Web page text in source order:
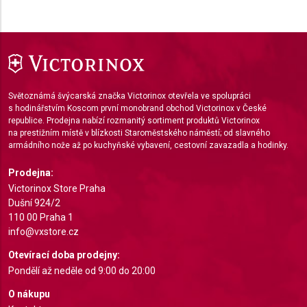
Světoznámá švýcarská značka Victorinox otevřela ve spolupráci
s hodinářstvím Koscom první monobrand obchod Victorinox v České
republice. Prodejna nabízí rozmanitý sortiment produktů Victorinox
na prestižním místě v blízkosti Staroměstského náměstí; od slavného
armádního nože až po kuchyňské vybavení, cestovní zavazadla a hodinky.
Prodejna:
Victorinox Store Praha
Dušní 924/2
110 00 Praha 1
info@vxstore.cz
Otevírací doba prodejny:
Pondělí až neděle od 9:00 do 20:00
O nákupu
Functional
Advertising